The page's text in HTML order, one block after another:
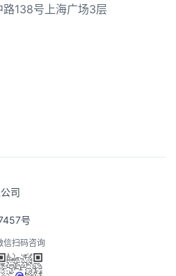
138号上海广场3层
司
号
信扫码咨询